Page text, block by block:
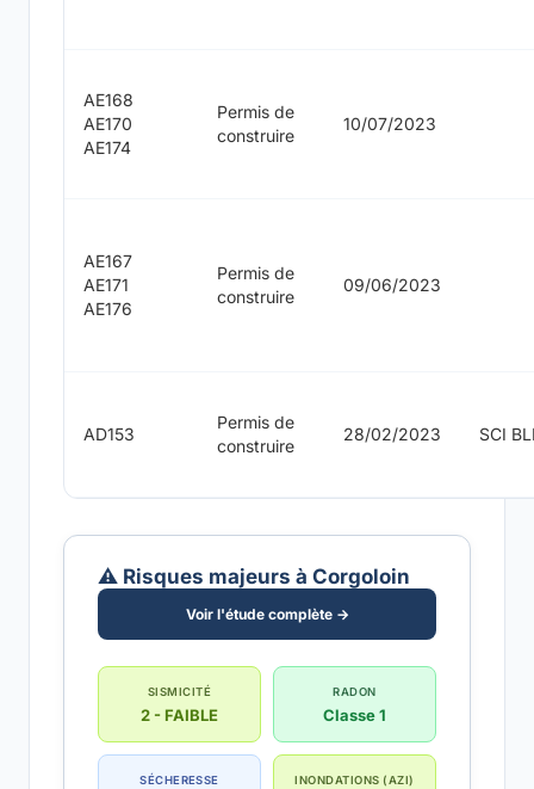
AE168
AE170
AE174
Permis de
construire
10/07/2023
AE167
AE171
AE176
Permis de
construire
09/06/2023
AD153
Permis de
construire
28/02/2023 SCI
⚠️ Risques majeurs à Corgoloin
Voir l'étude complète →
SISMICITÉ
2 - FAIBLE
RADON
Classe 1
SÉCHERESSE INONDATIONS (AZI)